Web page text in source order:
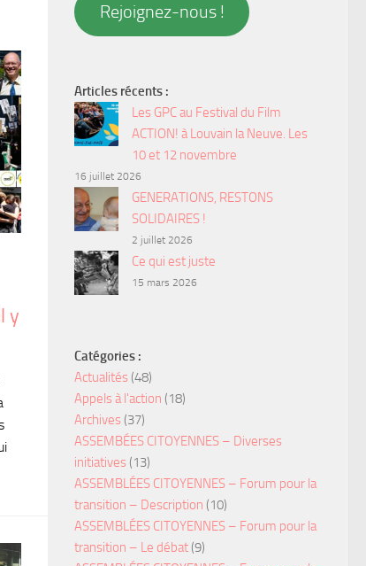
y
Rejoignez-nous !
Articles récents :
Les GPC au Festival du Film
ACTION! à Louvain la Neuve. Les
10 et 12 novembre
16 juillet 2026
GENERATIONS, RESTONS
SOLIDAIRES !
2 juillet 2026
Ce qui est juste
15 mars 2026
Catégories :
Actualités (48)
Appels à l'action (18)
Archives (37)
ASSEMBÉES CITOYENNES – Diverses
initiatives (13)
ASSEMBLÉES CITOYENNES – Forum pour la
transition – Description (10)
ASSEMBLÉES CITOYENNES – Forum pour la
transition – Le débat (9)